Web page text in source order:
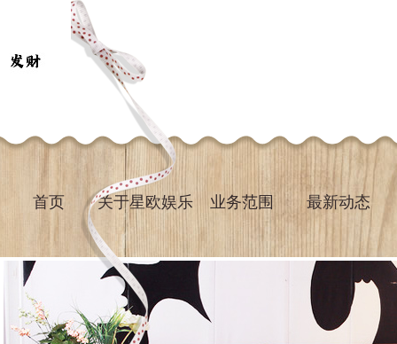
首页 关于星欧娱乐 业务范围 最新动态